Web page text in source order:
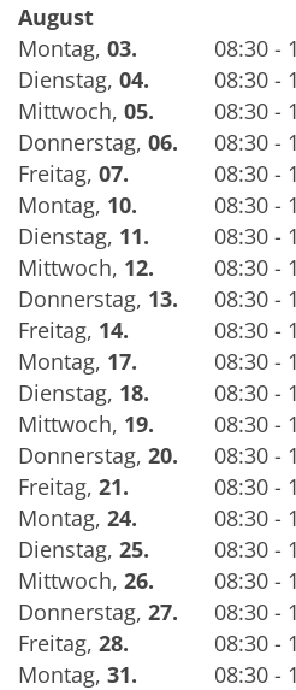
August
Montag, 03.
08:30 -
Dienstag, 04.
08:30 -
Mittwoch, 05.
08:30 -
Donnerstag, 06.
08:30 -
Freitag, 07.
08:30 -
Montag, 10.
08:30 -
Dienstag, 11.
08:30 -
Mittwoch, 12.
08:30 -
Donnerstag, 13.
08:30 -
Freitag, 14.
08:30 -
Montag, 17.
08:30 -
Dienstag, 18.
08:30 -
Mittwoch, 19.
08:30 -
Donnerstag, 20.
08:30 -
Freitag, 21.
08:30 -
Montag, 24.
08:30 -
Dienstag, 25.
08:30 -
Mittwoch, 26.
08:30 -
Donnerstag, 27.
08:30 -
Freitag, 28.
08:30 -
Montag, 31.
08:30 -